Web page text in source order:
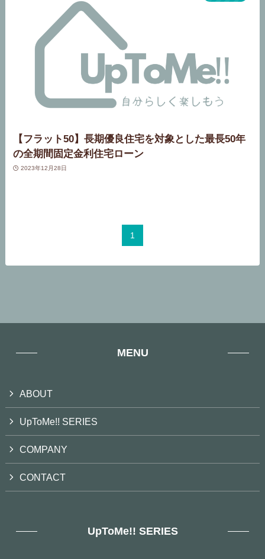
【フラット50】長期優良住宅を対象とした最長50年
の全期間固定金利住宅ローン
2023年12月28日
1
MENU
ABOUT
UpToMe!! SERIES
COMPANY
CONTACT
UpToMe!! SERIES